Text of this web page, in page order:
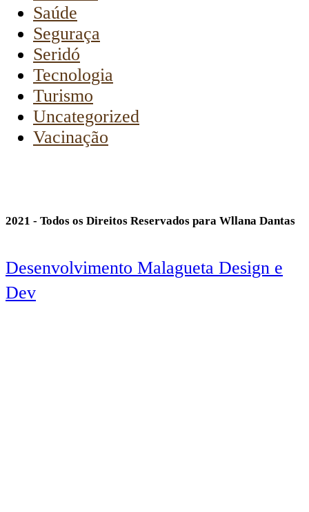
Saúde
Seguraça
Seridó
Tecnologia
Turismo
Uncategorized
Vacinação
2021 - Todos os Direitos Reservados para Wllana Dantas
Desenvolvimento Malagueta Design e
Dev